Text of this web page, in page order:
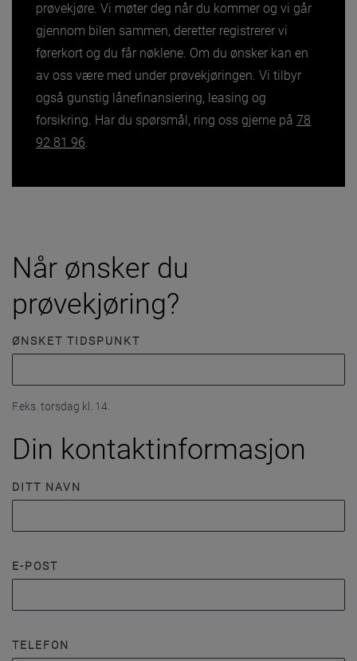
prøvekjøre. Vi møter deg når du kommer og vi går
gjennom bilen sammen, deretter registrerer vi
førerkort og du får nøklene. Om du ønsker kan en
av oss være med under prøvekjøringen. Vi tilbyr
også gunstig lånefinansiering, leasing og
forsikring. Har du spørsmål, ring oss gjerne på 78
92 81 96.
Når ønsker du
prøvekjøring?
ØNSKET TIDSPUNKT
F.eks. torsdag kl. 14.
Din kontaktinformasjon
DITT NAVN
E-POST
TELEFON